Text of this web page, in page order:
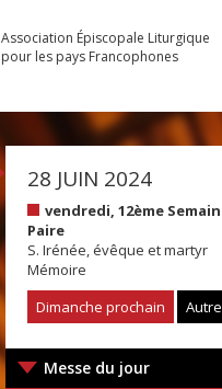
Association Épiscopale Liturgique
pour les pays Francophones
28 JUIN 2024
vendredi, 12ème
Paire
S. Irénée, évêque et martyr
Mémoire
Dimanche prochain
Messe du jour